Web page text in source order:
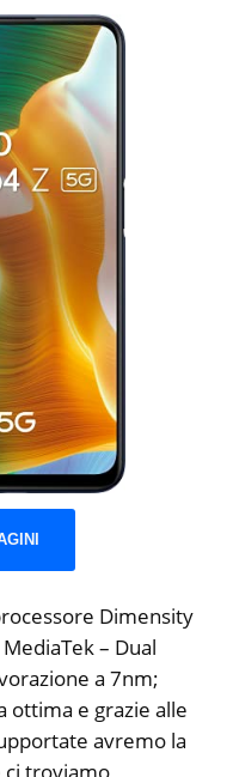
Dimensity
– Dual
a 7nm;
ottima e grazie alle
avremo la
troviamo